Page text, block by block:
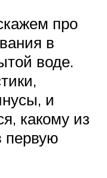
про
в
воде.
и
какому из
первую